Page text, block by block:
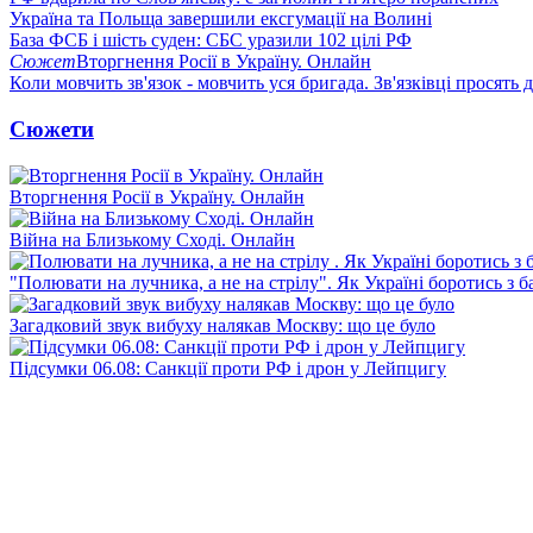
Україна та Польща завершили ексгумації на Волині
База ФСБ і шість суден: СБС уразили 102 цілі РФ
СюжетВторгнення Росії в Україну. Онлайн
Коли мовчить зв'язок - мовчить уся бригада. Зв'язківці просять
Сюжети
Вторгнення Росії в Україну. Онлайн
Війна на Близькому Сході. Онлайн
"Полювати на лучника, а не на стрілу". Як Україні боротись з
Загадковий звук вибуху налякав Москву: що це було
Підсумки 06.08: Санкції проти РФ і дрон у Лейпцигу